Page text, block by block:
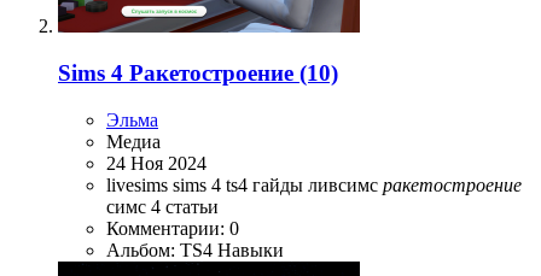
Sims 4 Ракетостроение (10)
Эльма
Медиа
24 Ноя 2024
livesims sims 4 ts4 гайды ливсимс ракетостроение
симс 4 статьи
Комментарии: 0
Альбом: TS4 Навыки